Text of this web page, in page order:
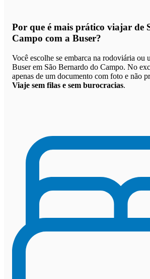
Por que é mais prático viajar de
Campo com a Buser?
Você escolhe se embarca na rodoviária ou
Buser em São Bernardo do Campo. No
apenas de um documento com foto e não
Viaje sem filas e sem burocracias.